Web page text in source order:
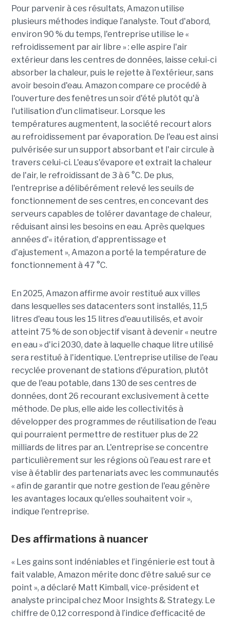
Pour parvenir à ces résultats, Amazon utilise
plusieurs méthodes indique l’analyste. Tout d'abord,
environ 90 % du temps, l'entreprise utilise le «
refroidissement par air libre » : elle aspire l'air
extérieur dans les centres de données, laisse celui-ci
absorber la chaleur, puis le rejette à l'extérieur, sans
avoir besoin d'eau. Amazon compare ce procédé à
l'ouverture des fenêtres un soir d'été plutôt qu'à
l'utilisation d'un climatiseur. Lorsque les
températures augmentent, la société recourt alors
au refroidissement par évaporation. De l'eau est ainsi
pulvérisée sur un support absorbant et l'air circule à
travers celui-ci. L'eau s'évapore et extrait la chaleur
de l'air, le refroidissant de 3 à 6 °C. De plus,
l'entreprise a délibérément relevé les seuils de
fonctionnement de ses centres, en concevant des
serveurs capables de tolérer davantage de chaleur,
réduisant ainsi les besoins en eau. Après quelques
années d'« itération, d'apprentissage et
d'ajustement », Amazon a porté la température de
fonctionnement à 47 °C.
En 2025, Amazon affirme avoir restitué aux villes
dans lesquelles ses datacenters sont installés, 11,5
litres d'eau tous les 15 litres d'eau utilisés, et avoir
atteint 75 % de son objectif visant à devenir « neutre
en eau » d'ici 2030, date à laquelle chaque litre utilisé
sera restitué à l'identique. L'entreprise utilise de l'eau
recyclée provenant de stations d'épuration, plutôt
que de l'eau potable, dans 130 de ses centres de
données, dont 26 recourant exclusivement à cette
méthode. De plus, elle aide les collectivités à
développer des programmes de réutilisation de l'eau
qui pourraient permettre de restituer plus de 22
milliards de litres par an. L'entreprise se concentre
particulièrement sur les régions où l'eau est rare et
vise à établir des partenariats avec les communautés
« afin de garantir que notre gestion de l'eau génère
les avantages locaux qu'elles souhaitent voir »,
indique l'entreprise.
Des affirmations à nuancer
« Les gains sont indéniables et l’ingénierie est tout à
fait valable, Amazon mérite donc d’être salué sur ce
point », a déclaré Matt Kimball, vice-président et
analyste principal chez Moor Insights & Strategy. Le
chiffre de 0,12 correspond à l’indice d’efficacité de